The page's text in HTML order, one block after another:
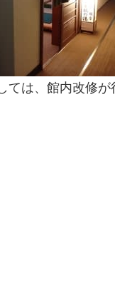
ては、館内改修